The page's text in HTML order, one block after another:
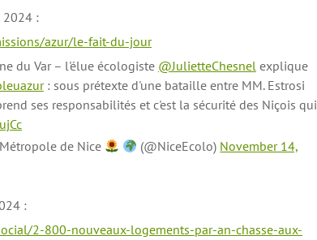
2024 :
azur/le-fait-du-jour
du Var – l'élue écologiste @JulietteChesnelexplique
: sous prétexte d'une bataille entre MM. Estrosi
ses responsabilités et c'est la sécurité des Niçois qui
de Nice
(@NiceEcolo) November 14,
:
2-800-nouveaux-logements-par-an-chasse-aux-